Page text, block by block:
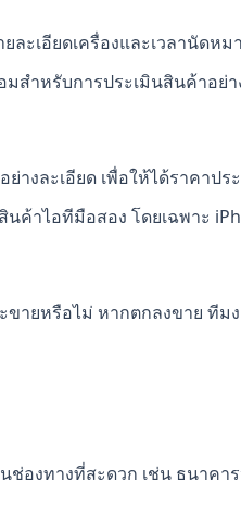
ละเอียดเครื่องและเวลานัดหม
สำหรับการประเมินสินค้าอย่า
งละเอียด เพื่อให้ได้ราคาป
ค้าไอทีมือสอง โดยเฉพาะ
ายหรือไม่ หากตกลงขาย ที
องทางที่สะดวก เช่น ธนาคา